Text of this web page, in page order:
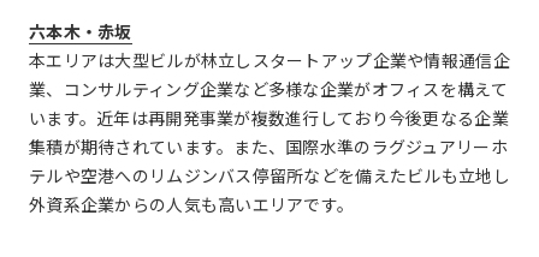
六本木・赤坂
本エリアは大型ビルが林立しスタートアップ企業や情報通信企
業、コンサルティング企業など多様な企業がオフィスを構えて
います。近年は再開発事業が複数進行しており今後更なる企業
集積が期待されています。また、国際水準のラグジュアリーホ
テルや空港へのリムジンバス停留所などを備えたビルも立地し
外資系企業からの人気も高いエリアです。